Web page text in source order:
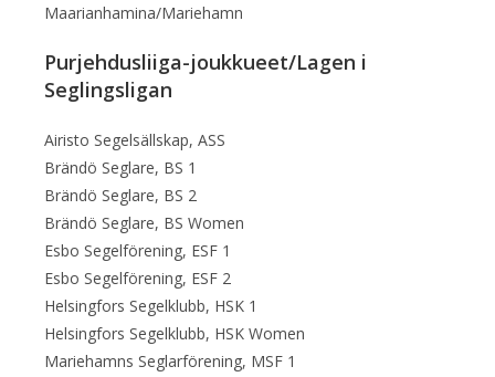
Maarianhamina/Mariehamn
Purjehdusliiga-joukkueet/Lagen i
Seglingsligan
Airisto Segelsällskap, ASS
Brändö Seglare, BS 1
Brändö Seglare, BS 2
Brändö Seglare, BS Women
Esbo Segelförening, ESF 1
Esbo Segelförening, ESF 2
Helsingfors Segelklubb, HSK 1
Helsingfors Segelklubb, HSK Women
Mariehamns Seglarförening, MSF 1